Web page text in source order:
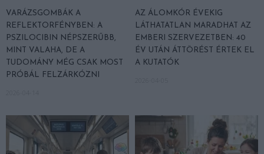
VARÁZSGOMBÁK A
REFLEKTORFÉNYBEN: A
PSZILOCIBIN NÉPSZERŰBB,
MINT VALAHA, DE A
TUDOMÁNY MÉG CSAK MOST
PRÓBÁL FELZÁRKÓZNI
AZ ÁLOMKÓR ÉVEKIG
LÁTHATATLAN MARADHAT AZ
EMBERI SZERVEZETBEN: 40
ÉV UTÁN ÁTTÖRÉST ÉRTEK EL
A KUTATÓK